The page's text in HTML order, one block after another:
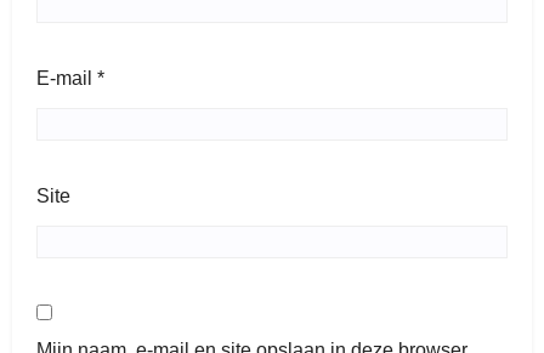
E-mail *
Site